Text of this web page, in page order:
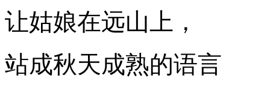
让姑娘在远山上，
站成秋天成熟的语言